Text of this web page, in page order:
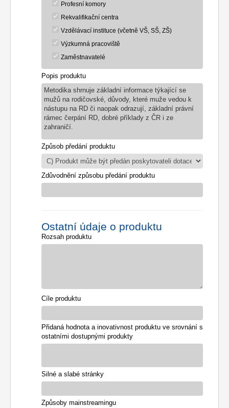
Profesní komory
Rekvalifikační centra
Vzdělávací instituce (včetně VŠ, SŠ, ZŠ)
Výzkumná pracoviště
Zaměstnavatelé
Popis produktu
Metodika shrnuje základní informace týkající se
mužů na rodičovské, důvody, které muže vedou k
nástupu na RD či naopak odrazují, základní právní
rámec čerpání RD, dobré příklady z ČR i ze
zahraničí.
Způsob předání produktu
Zdůvodnění způsobu předání produktu
Ostatní údaje o produktu
Rozsah produktu
Cíle produktu
Přidaná hodnota a inovativnost produktu ve srovnání s
ostatními dostupnými produkty
Silné a slabé stránky
Způsoby mainstreamingu